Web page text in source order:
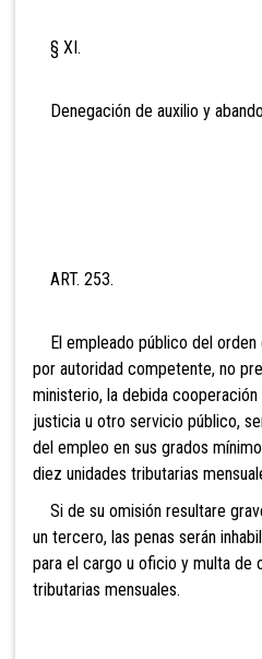
§ XI.
Denegación de auxilio y
ART. 253.
El empleado público del orden
por autoridad competente, no
ministerio, la debida
justicia u otro servicio público,
del empleo en sus grados
diez unidades tributarias
Si de su omisión resultare
un tercero, las penas serán
para el cargo u oficio y multa de
tributarias mensuales.